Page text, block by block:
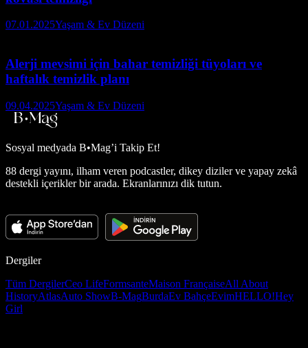
07.01.2025Yaşam & Ev Düzeni
Alerji mevsimi için bahar temizliği tüyoları ve
haftalık temizlik planı
09.04.2025Yaşam & Ev Düzeni
Sosyal medyada B•Mag’i Takip Et!
88 dergi yayını, ilham veren podcastler, dikey diziler ve yapay zekâ
destekli içerikler bir arada. Ekranlarınızı dik tutun.
Dergiler
Tüm DergilerCeo LifeFormsanteMaison FrançaiseAll About
HistoryAtlasAuto ShowB-MagBurdaEv BahçeEvimHELLO!Hey
Girl